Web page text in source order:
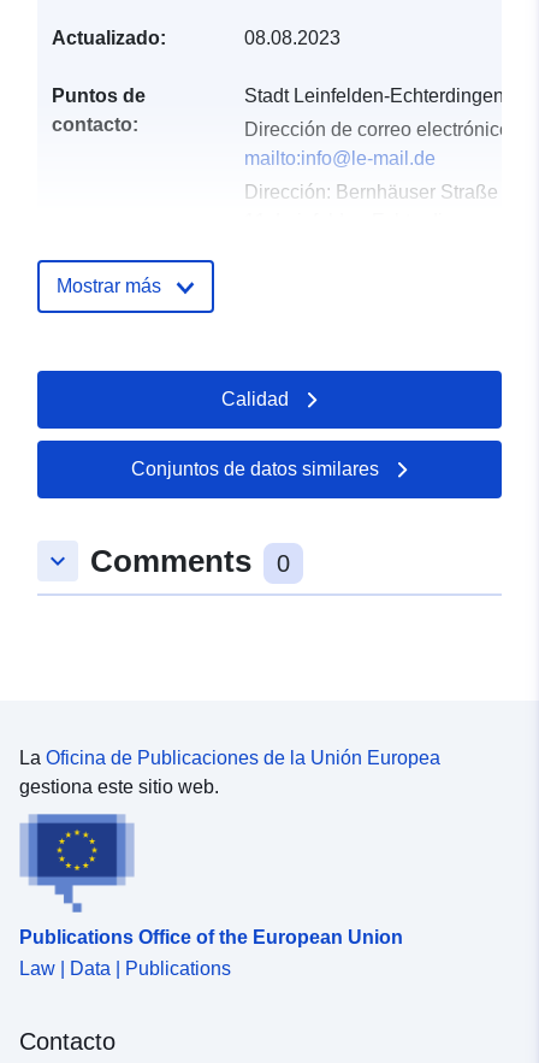
Actualizado: 08.08.2023
Puntos de
contacto:
Stadt Leinfelden-Echterdingen
Dirección de correo electrónico:
mailto:info@le-mail.de
Dirección: Bernhäuser Straße
Registro del
Añadido a data.europa.eu: 24
January 2026
Actualizado en data.europa.eu:
25 July 2026
48.6907159 ], [ 9.170904,
48.6907159 ], [ 9.170904,
Conforme a:
Recurso:
uriRef:
Mostrar más
Calidad
Conjuntos de datos similares
keyboard_arrow_down Comments 0
La Oficina de Publicaciones de la Unión Europea
gestiona este sitio web.
Publications Office of the European Union
Law | Data | Publications
Contacto